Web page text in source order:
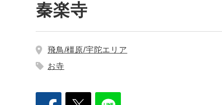
秦楽寺
飛鳥/橿原/宇陀エリア
お寺